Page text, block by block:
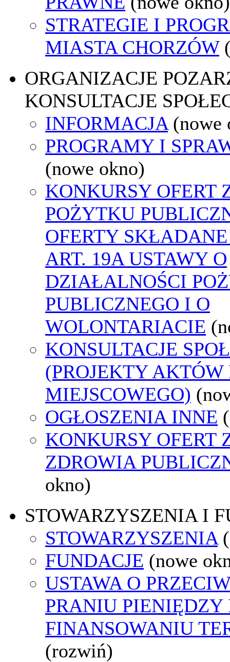
STRATEGIE I
MIASTA CHORZÓW
ORGANIZACJE
KONSULTACJE
INFORMACJA (nowe
PROGRAMY I
(nowe okno)
KONKURSY OFERT
POŻYTKU
OFERTY
ART. 19A USTAWY O
DZIAŁALNOŚCI
PUBLICZNEGO I O
WOLONTARIACIE
KONSULTACJE
(PROJEKTY AKTÓW
MIEJSCOWEGO)
OGŁOSZENIA INNE
KONKURSY OFERT
ZDROWIA
okno)
STOWARZYSZENIA I
STOWARZYSZENIA
FUNDACJE (nowe
USTAWA O
PRANIU PIENIĘDZY
FINANSOWANIU
(rozwiń)